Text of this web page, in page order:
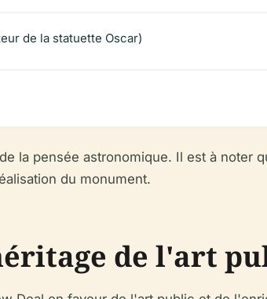
de la statuette Oscar)
la pensée astronomique. Il est à noter
du monument.
de l'art